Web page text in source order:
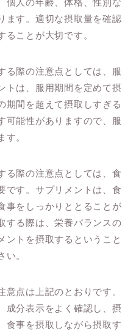
個人の年齢、体格、性別な
ます。適切な摂取量を確認
ることが大切です。
る際の注意点としては、服
トは、服用期間を定めて摂
期間を超えて摂取しすぎる
可能性がありますので、服
す。
る際の注意点としては、食
です。サプリメントは、食
事をしっかりととることが
する際は、栄養バランスの
ントを摂取するということ
い。
点は上記のとおりです。
成分表示をよく確認し、摂
食事を摂取しながら摂取す